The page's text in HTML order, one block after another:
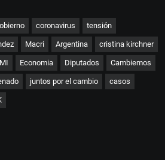
coronavirus tensión
Macri Argentina cristina kirchner
Economia Diputados Cambiemos
juntos por el cambio casos